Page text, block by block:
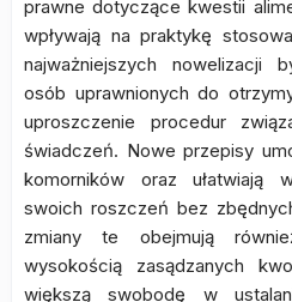
prawne dotyczące kwestii
wpływają na praktykę
najważniejszych nowelizacji
osób uprawnionych do
uproszczenie procedur
świadczeń. Nowe przepisy
komorników oraz ułatwiają
swoich roszczeń bez
zmiany te obejmują
wysokością zasądzanych
większą swobodę w